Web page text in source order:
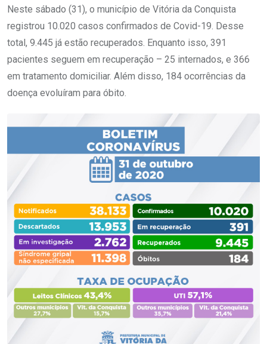
Neste sábado (31), o município de Vitória da Conquista
registrou 10.020 casos confirmados de Covid-19. Desse
total, 9.445 já estão recuperados. Enquanto isso, 391
pacientes seguem em recuperação – 25 internados, e 366
em tratamento domiciliar. Além disso, 184 ocorrências da
doença evoluíram para óbito.